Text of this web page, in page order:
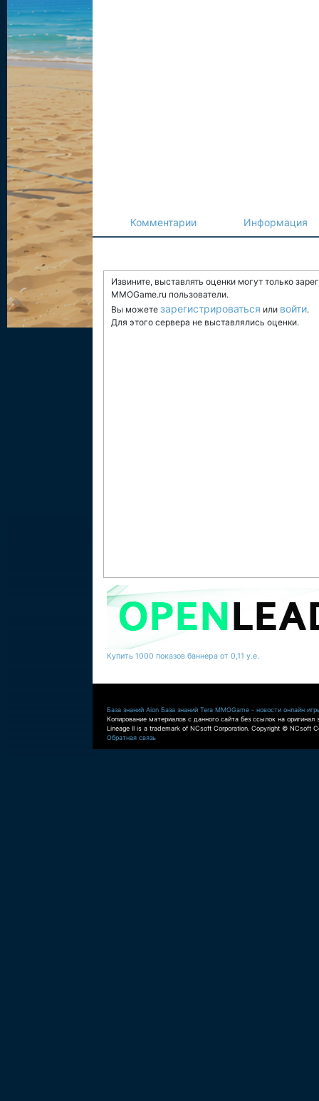
Комментарии Информация
Извините, выставлять оценки могут только
MMOGame.ru пользователи.
Вы можете зарегистрироваться или войти.
Для этого сервера не выставлялись оценки.
Купить 1000 показов баннера от 0,11 у.е.
База знаний Aion База знаний Tera MMOGame - новости онлайн
Копирование материалов с данного сайта без ссылок на оригинал
Lineage II is a trademark of NCsoft Corporation. Copyright © NCsoft
Обратная связь